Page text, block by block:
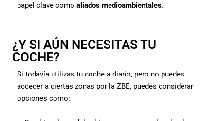
papel clave como aliados medioambientales.
¿Y SI AÚN NECESITAS TU
COCHE?
Si todavía utilizas tu coche a diario, pero no puedes
acceder a ciertas zonas por la ZBE, puedes considerar
opciones como: